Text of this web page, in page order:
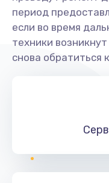
период
если во время
техники
снова обратиться